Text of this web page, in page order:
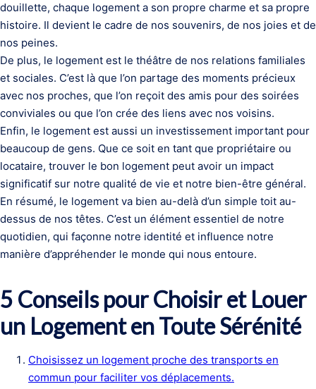
douillette, chaque logement a son propre charme et sa propre
histoire. Il devient le cadre de nos souvenirs, de nos joies et de
nos peines.
De plus, le logement est le théâtre de nos relations familiales
et sociales. C’est là que l’on partage des moments précieux
avec nos proches, que l’on reçoit des amis pour des soirées
conviviales ou que l’on crée des liens avec nos voisins.
Enfin, le logement est aussi un investissement important pour
beaucoup de gens. Que ce soit en tant que propriétaire ou
locataire, trouver le bon logement peut avoir un impact
significatif sur notre qualité de vie et notre bien-être général.
En résumé, le logement va bien au-delà d’un simple toit au-
dessus de nos têtes. C’est un élément essentiel de notre
quotidien, qui façonne notre identité et influence notre
manière d’appréhender le monde qui nous entoure.
5 Conseils pour Choisir et Louer
un Logement en Toute Sérénité
Choisissez un logement proche des transports en
commun pour faciliter vos déplacements.